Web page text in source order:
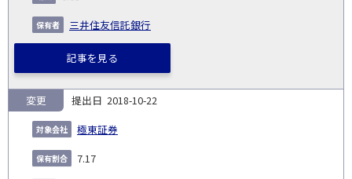
三井住友信託銀行
記事を見る
2018-10-22
極東証券
変更
7.17